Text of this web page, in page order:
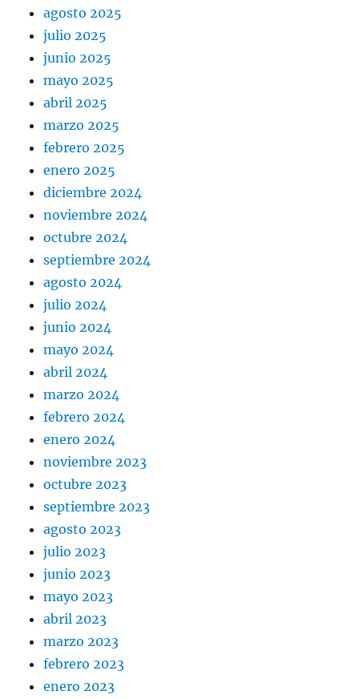
agosto 2025
julio 2025
junio 2025
mayo 2025
abril 2025
marzo 2025
febrero 2025
enero 2025
diciembre 2024
noviembre 2024
octubre 2024
septiembre 2024
agosto 2024
julio 2024
junio 2024
mayo 2024
abril 2024
marzo 2024
febrero 2024
enero 2024
noviembre 2023
octubre 2023
septiembre 2023
agosto 2023
julio 2023
junio 2023
mayo 2023
abril 2023
marzo 2023
febrero 2023
enero 2023